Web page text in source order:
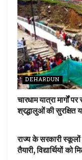
DEHARDUN
चारधाम यात्रा मार्गों
श्रद्धालुओं की सुरक्षित
राज्य के सरकारी
तैयारी, विद्यार्थियों को